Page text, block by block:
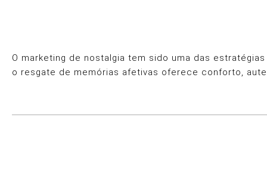
O marketing de nostalgia tem sido uma das
o resgate de memórias afetivas oferece conforto,